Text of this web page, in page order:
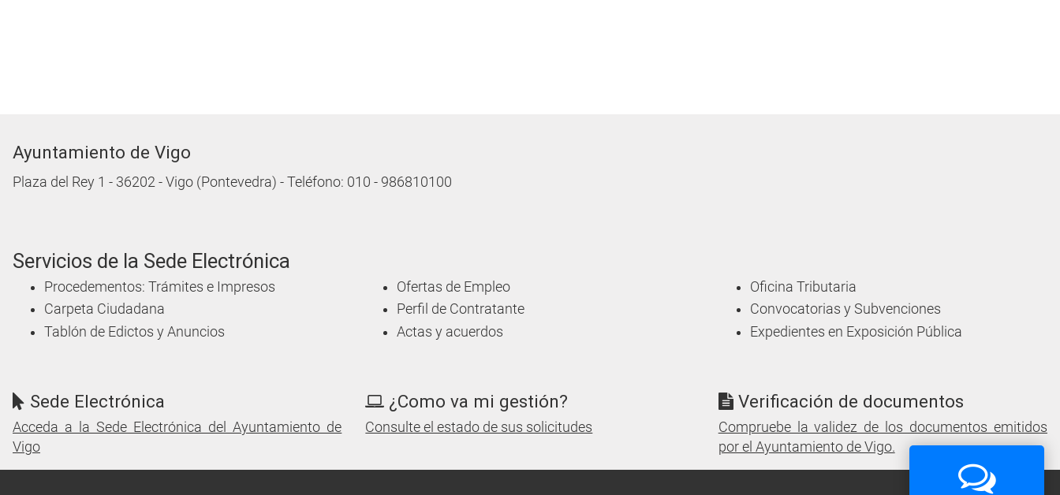
Ayuntamiento de Vigo
Plaza del Rey 1 - 36202 - Vigo (Pontevedra) - Teléfono: 010 - 986810100
Servicios de la Sede Electrónica
Procedementos: Trámites e Impresos
Carpeta Ciudadana
Tablón de Edictos y Anuncios
Ofertas de Empleo
Perfil de Contratante
Actas y acuerdos
Oficina Tributaria
Convocatorias y Subvenciones
Expedientes en Exposición Pública
Sede Electrónica
Acceda a la Sede Electrónica del Ayuntamiento de
Vigo
¿Como va mi gestión?
Consulte el estado de sus solicitudes
Verificación de documentos
Compruebe la validez de los documentos emitidos
por el Ayuntamiento de Vigo.